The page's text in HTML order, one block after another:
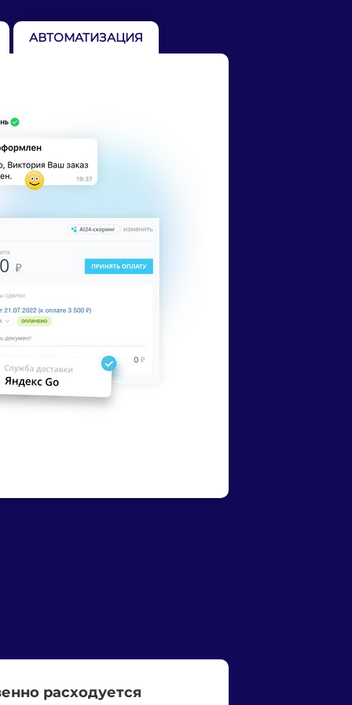
АВТОМАТИЗАЦИЯ
расходуется